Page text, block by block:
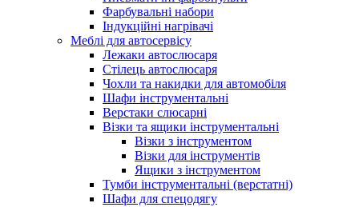
Фарбувальні набори
Індукційні нагрівачі
Меблі для автосервісу
Лежаки автослюсаря
Стілець автослюсаря
Чохли та накидки для автомобіля
Шафи інструментальні
Верстаки слюсарні
Візки та ящики інструментальні
Візки з інструментом
Візки для інструментів
Ящики з інструментом
Тумби інструментальні (верстатні)
Шафи для спецодягу